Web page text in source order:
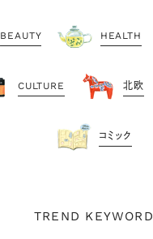
BEAUTY HEALTH
CULTURE 北欧
コミック
TREND KEYWORD